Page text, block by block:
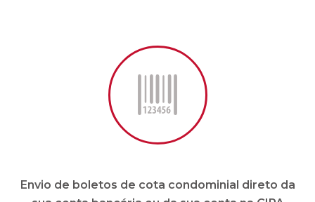
Envio de boletos de cota condominial direto da
sua conta bancária ou da sua conta na CIPA